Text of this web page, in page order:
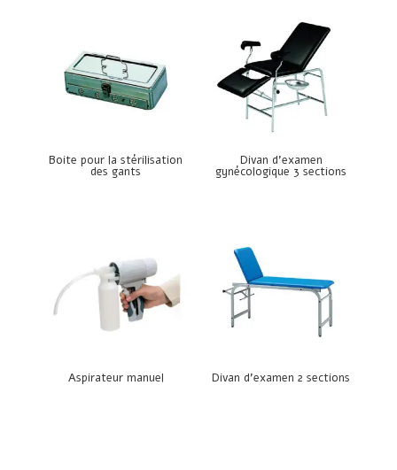
Boite pour la stérilisation
des gants
Divan d’examen
gynécologique 3 sections
Aspirateur manuel Divan d’examen 2 sections